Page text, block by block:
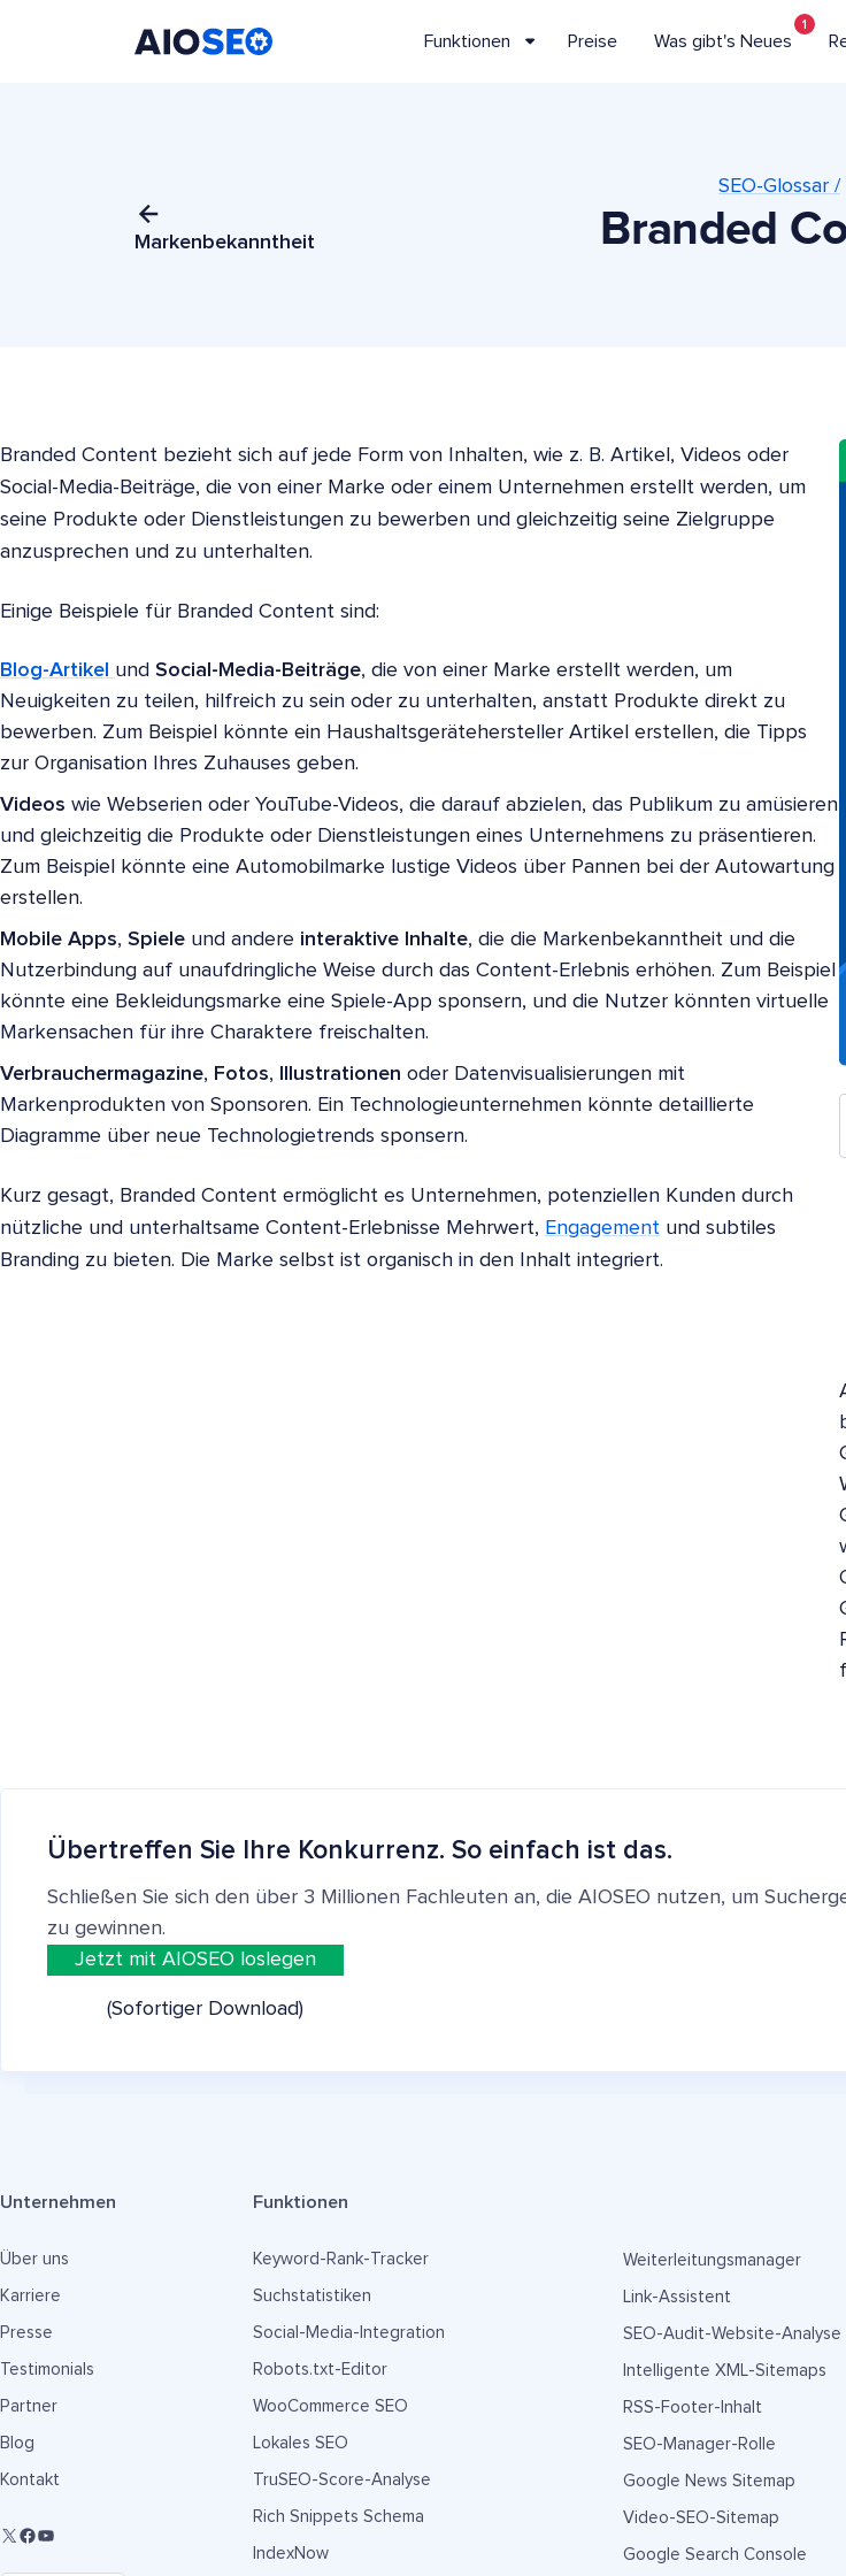
Funktionen Preise Was gibt's Neues
1
Markenbekanntheit
SEO-Glossar /
Branded
Branded Content bezieht sich auf jede Form von Inhalten, wie z. B. Artikel, Videos oder
Social-Media-Beiträge, die von einer Marke oder einem Unternehmen erstellt werden, um
seine Produkte oder Dienstleistungen zu bewerben und gleichzeitig seine Zielgruppe
anzusprechen und zu unterhalten.
Einige Beispiele für Branded Content sind:
Blog-Artikel und Social-Media-Beiträge, die von einer Marke erstellt werden, um
Neuigkeiten zu teilen, hilfreich zu sein oder zu unterhalten, anstatt Produkte direkt zu
bewerben. Zum Beispiel könnte ein Haushaltsgerätehersteller Artikel erstellen, die Tipps
zur Organisation Ihres Zuhauses geben.
Videos wie Webserien oder YouTube-Videos, die darauf abzielen, das Publikum zu amüsieren
und gleichzeitig die Produkte oder Dienstleistungen eines Unternehmens zu präsentieren.
Zum Beispiel könnte eine Automobilmarke lustige Videos über Pannen bei der Autowartung
erstellen.
Mobile Apps, Spiele und andere interaktive Inhalte, die die Markenbekanntheit und die
Nutzerbindung auf unaufdringliche Weise durch das Content-Erlebnis erhöhen. Zum Beispiel
könnte eine Bekleidungsmarke eine Spiele-App sponsern, und die Nutzer könnten virtuelle
Markensachen für ihre Charaktere freischalten.
Verbrauchermagazine, Fotos, Illustrationen oder Datenvisualisierungen mit
Markenprodukten von Sponsoren. Ein Technologieunternehmen könnte detaillierte
Diagramme über neue Technologietrends sponsern.
Kurz gesagt, Branded Content ermöglicht es Unternehmen, potenziellen Kunden durch
nützliche und unterhaltsame Content-Erlebnisse Mehrwert, Engagement und subtiles
Branding zu bieten. Die Marke selbst ist organisch in den Inhalt integriert.
Übertreffen Sie Ihre Konkurrenz. So einfach ist das.
Schließen Sie sich den über 3 Millionen Fachleuten an, die AIOSEO nutzen, um
zu gewinnen.
Jetzt mit AIOSEO loslegen
(Sofortiger Download)
Unternehmen
Über uns
Karriere
Presse
Testimonials
Partner
Blog
Kontakt
Funktionen
Keyword-Rank-Tracker
Suchstatistiken
Social-Media-Integration
Robots.txt-Editor
WooCommerce SEO
Lokales SEO
TruSEO-Score-Analyse
Rich Snippets Schema
IndexNow
Weiterleitungsmanager
Link-Assistent
SEO-Audit-Website-Analyse
Intelligente XML-Sitemaps
RSS-Footer-Inhalt
SEO-Manager-Rolle
Google News Sitemap
Video-SEO-Sitemap
Google Search Console